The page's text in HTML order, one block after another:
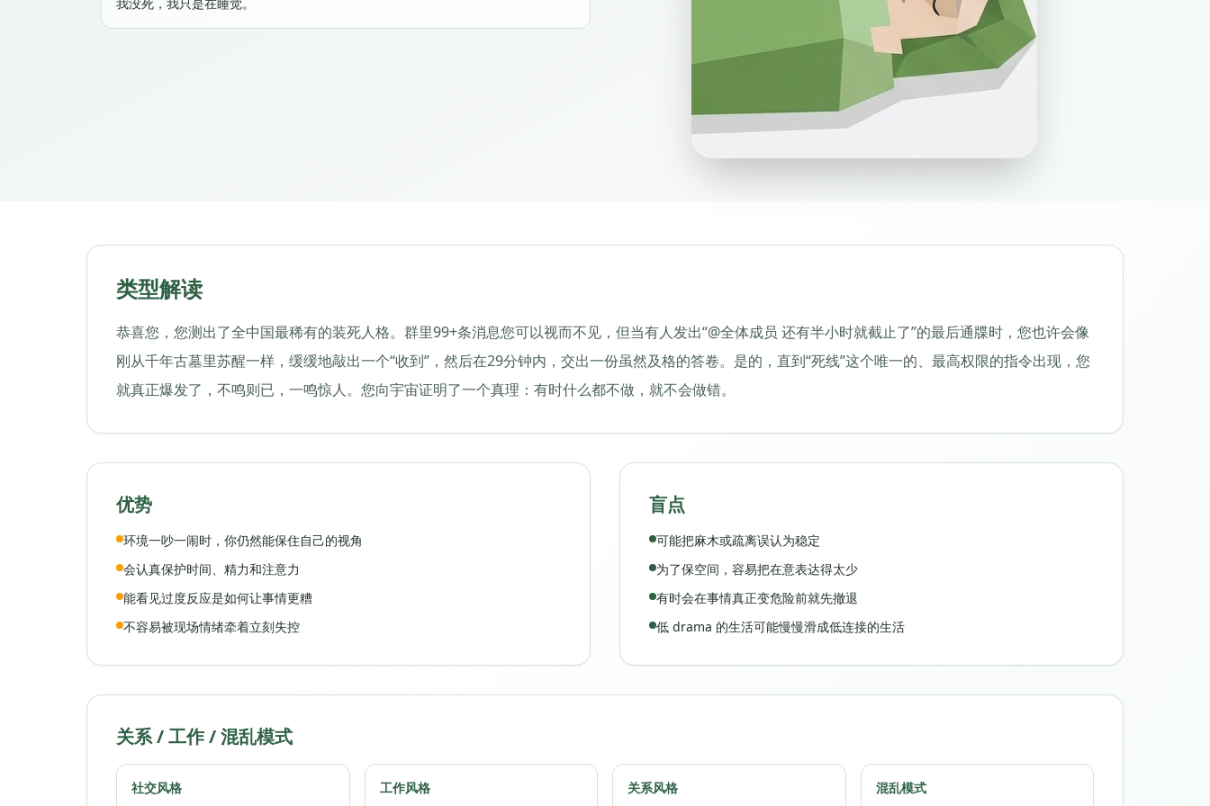
类型解读
恭喜您，您测出了全中国最稀有的装死人格。群里99+条消息您可以视而不见，但当有人发出“@全体成员 还有半小时就截止了”的最后通牒时，您也许会像
刚从千年古墓里苏醒一样，缓缓地敲出一个“收到”，然后在29分钟内，交出一份虽然及格的答卷。是的，直到“死线”这个唯一的、最高权限的指令出现，您
就真正爆发了，不鸣则已，一鸣惊人。您向宇宙证明了一个真理：有时什么都不做，就不会做错。
优势
环境一吵一闹时，你仍然能保住自己的视角
会认真保护时间、精力和注意力
能看见过度反应是如何让事情更糟
不容易被现场情绪牵着立刻失控
盲点
可能把麻木或疏离误认为稳定
为了保空间，容易把在意表达得太少
有时会在事情真正变危险前就先撤退
低 drama 的生活可能慢慢滑成低连接的生活
关系 / 工作 / 混乱模式
社交风格
工作风格
关系风格
混乱模式